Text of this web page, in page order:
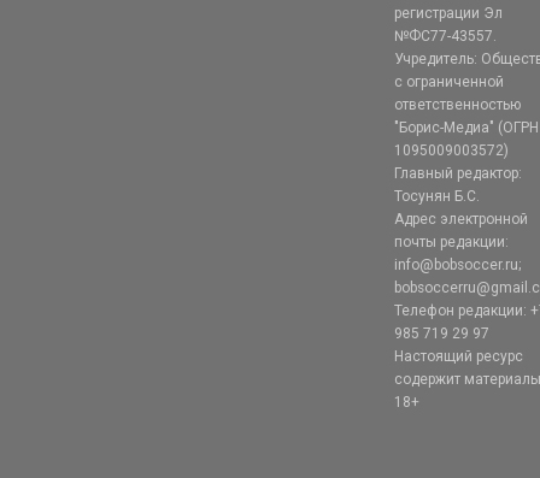
регистрации Эл
№ФС77-43557.
Учредитель:
с ограниченной
ответственностью
"Борис-Медиа" (ОГРН
1095009003572)
Главный редактор:
Тосунян Б.С.
Адрес электронной
почты редакции:
info@bobsoccer.ru;
Телефон редакции:
985 719 29 97
Настоящий ресурс
содержит
18+